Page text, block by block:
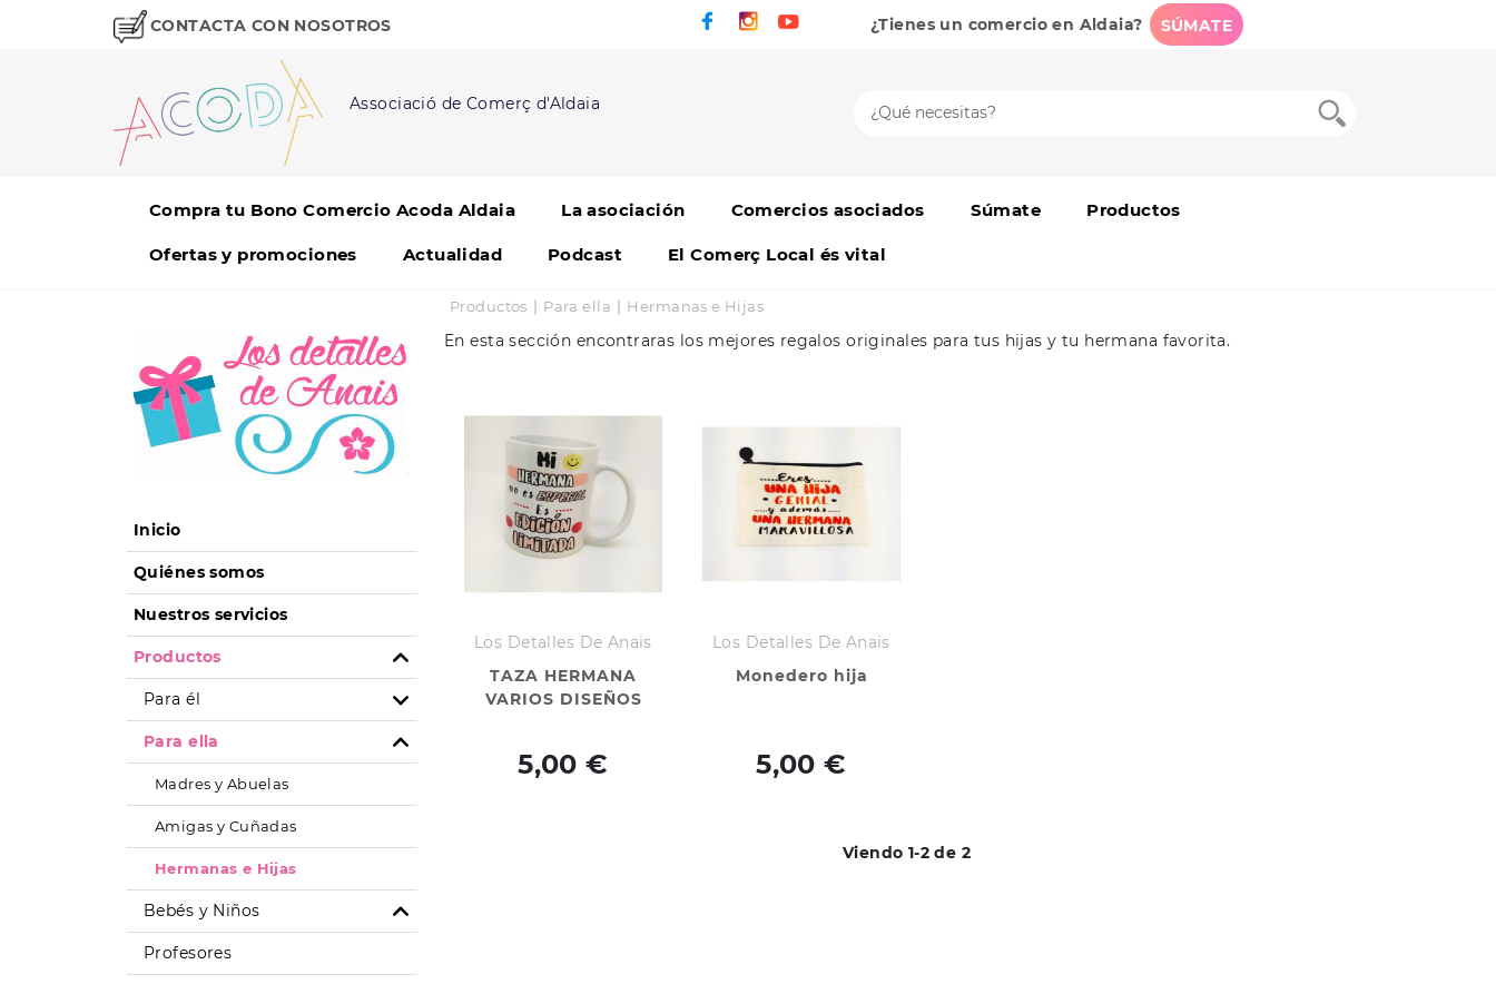
CONTACTA CON NOSOTROS ¿Tienes un comercio en Aldaia? SÚMATE
Associació de Comerç d'Aldaia
Compra tu Bono Comercio Acoda Aldaia La asociación Comercios asociados Súmate Productos
Ofertas y promociones Actualidad Podcast El Comerç Local és vital
Productos | Para ella | Hermanas e Hijas
Inicio
Quiénes somos
Nuestros servicios
Productos
Para él
Para ella
Madres y Abuelas
Amigas y Cuñadas
Hermanas e Hijas
Bebés y Niños
Profesores
En esta sección encontraras los mejores regalos originales para tus hijas y tu hermana favorita.
Los Detalles De Anais
TAZA HERMANA
VARIOS DISEÑOS
5,00 €
Los Detalles De Anais
Monedero hija
5,00 €
Viendo 1-2 de 2